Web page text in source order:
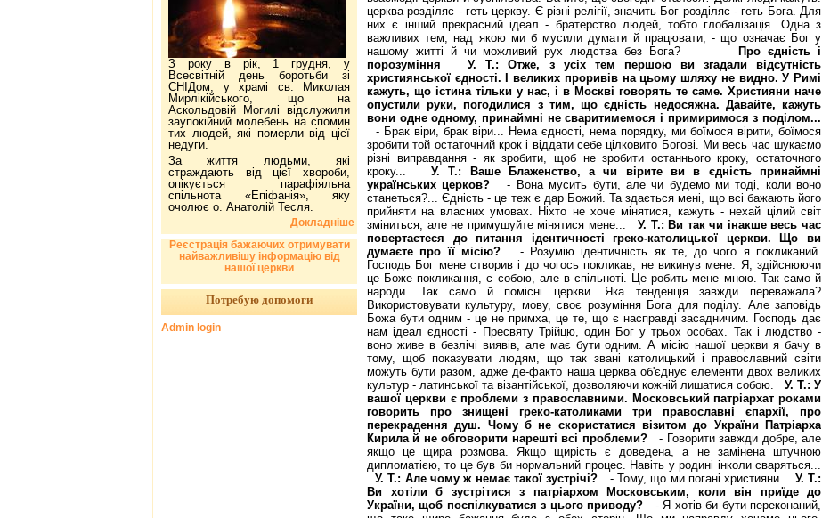
церква розділяє - геть церкву. Є різні релігії, значить Бог розділяє - геть Бога. Для
них є інший прекрасний ідеал - братерство людей, тобто глобалізація. Одна з
важливих тем, над якою ми б мусили думати й працювати, - що означає Бог у
нашому житті й чи можливий рух людства без Бога?
Про єдність і
порозуміння
У. Т.: Отже, з усіх тем першою ви згадали відсутність
християнської єдності. І великих проривів на цьому шляху не видно. У Римі
кажуть, що істина тільки у нас, і в Москві говорять те саме. Християни наче
опустили руки, погодилися з тим, що єдність недосяжна. Давайте, кажуть
вони одне одному, принаймні не сваритимемося і примиримося з поділом...
- Брак віри, брак віри... Нема єдності, нема порядку, ми боїмося вірити, боїмося
зробити той остаточний крок і віддати себе цілковито Богові. Ми весь час шукаємо
різні виправдання - як зробити, щоб не зробити останнього кроку, остаточного
кроку... У. Т.: Ваше Блаженство, а чи вірите ви в єдність принаймні
українських церков?
- Вона мусить бути, але чи будемо ми тоді, коли воно
станеться?... Єдність - це теж є дар Божий. Та здається мені, що всі бажають його
прийняти на власних умовах. Ніхто не хоче мінятися, кажуть - нехай цілий світ
зміниться, але не примушуйте мінятися мене...
У. Т.: Ви так чи інакше весь час
повертаєтеся до питання ідентичності греко-католицької церкви. Що ви
думаєте про її місію?
- Розумію ідентичність як те, до чого я покликаний.
Господь Бог мене створив і до чогось покликав, не викинув мене. Я, здійснюючи
це Боже покликання, є собою, але в спільноті. Це робить мене мною. Так само й
народи. Так само й помісні церкви. Яка тенденція зав­­жди переважала?
Використовувати культуру, мову, своє розуміння Бога для поділу. Але заповідь
Божа бути одним - це не примха, це те, що є насправді засадничим. Господь дає
нам ідеал єдності - Пресвяту Трійцю, один Бог у трьох особах. Так і людство -
воно живе в безлічі виявів, але має бути одним. А місію нашої церкви я бачу в
тому, щоб показувати людям, що так звані католицький і православний світи
можуть бути разом, адже де-факто наша церква об'єднує елементи двох великих
культур - латинської та візантійської, дозволяючи кожній лишатися собою. У. Т.: У
вашої церкви є проблеми з православними. Московський патріархат роками
говорить про знищені греко-католиками три православні єпархії, про
перекрадення душ. Чому б не скористатися візитом до України Патріарха
Кирила й не обговорити нарешті всі проблеми?
- Говорити завжди добре, але
якщо це щира розмова. Якщо щирість є доведена, а не замінена штучною
дипломатією, то це був би нормальний процес. Навіть у родині інколи сваряться...
У. Т.: Але чому ж немає такої зустрічі?
- Тому, що ми погані християни. У. Т.:
Ви хотіли б зустрітися з патріархом Московським, коли він приїде до
України, щоб поспілкуватися з цього приводу?
- Я хотів би бути переконаний,
З року в рік, 1 грудня, у
Всесвітній день боротьби зі
СНІДом, у храмі св. Миколая
Мирлікійського, що на
Аскольдовій Могилі відслужили
заупокійний молебень на спомин
тих людей, які померли від цієї
недуги.
За життя людьми, які
страждають від цієї хвороби,
опікується парафіяльна
спільнота «Епіфанія», яку
очолює о. Анатолій Тесля.
Докладніше
Реєстрація бажаючих отримувати
найважливішу інформацію від
нашої церкви
Потребую допомоги
Admin login